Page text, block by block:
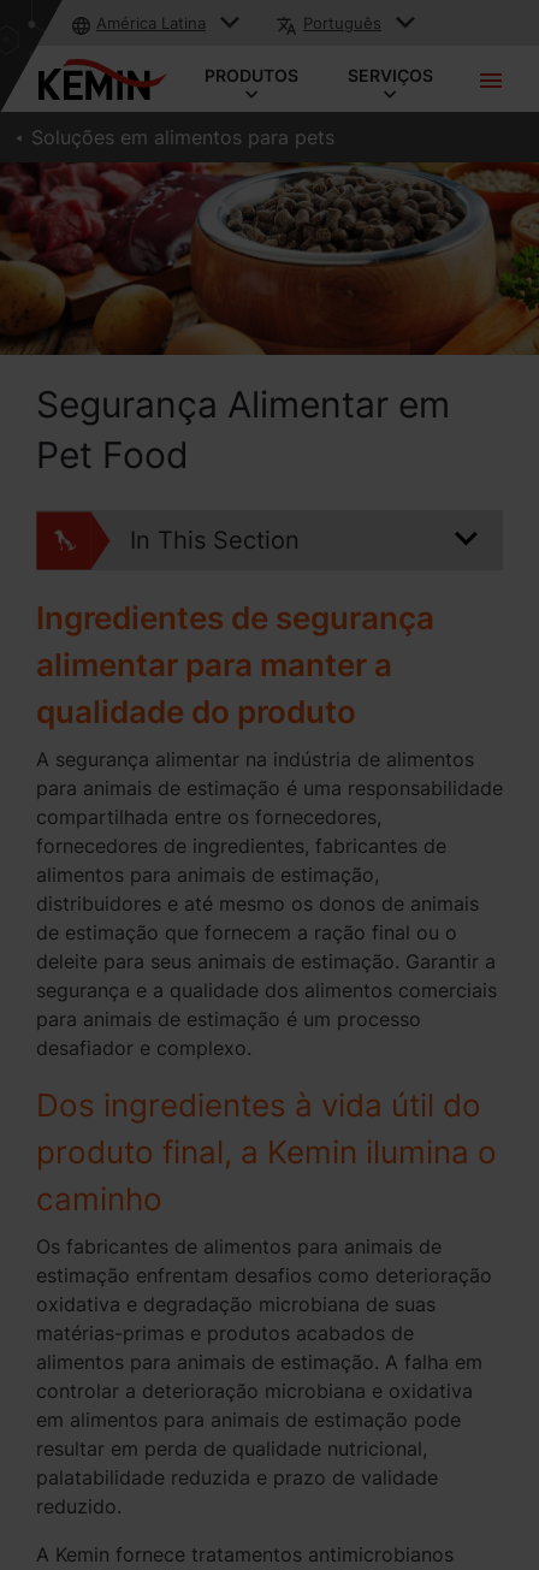
América Latina Português
PRODUTOS SERVIÇOS
Soluções em alimentos para pets
Segurança Alimentar em
Pet Food
In This Section
Ingredientes de segurança
alimentar para manter a
qualidade do produto
A segurança alimentar na indústria de alimentos
para animais de estimação é uma responsabilidade
compartilhada entre os fornecedores,
fornecedores de ingredientes, fabricantes de
alimentos para animais de estimação,
distribuidores e até mesmo os donos de animais
de estimação que fornecem a ração final ou o
deleite para seus animais de estimação. Garantir a
segurança e a qualidade dos alimentos comerciais
para animais de estimação é um processo
desafiador e complexo.
Dos ingredientes à vida útil do
produto final, a Kemin ilumina o
caminho
Os fabricantes de alimentos para animais de
estimação enfrentam desafios como deterioração
oxidativa e degradação microbiana de suas
matérias-primas e produtos acabados de
alimentos para animais de estimação. A falha em
controlar a deterioração microbiana e oxidativa
em alimentos para animais de estimação pode
resultar em perda de qualidade nutricional,
palatabilidade reduzida e prazo de validade
reduzido.
A Kemin fornece tratamentos antimicrobianos